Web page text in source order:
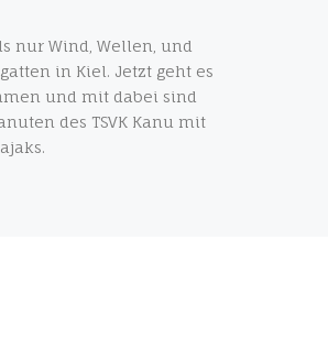
nur Wind, Wellen, und
in Kiel. Jetzt geht es
und mit dabei sind
des TSVK Kanu mit